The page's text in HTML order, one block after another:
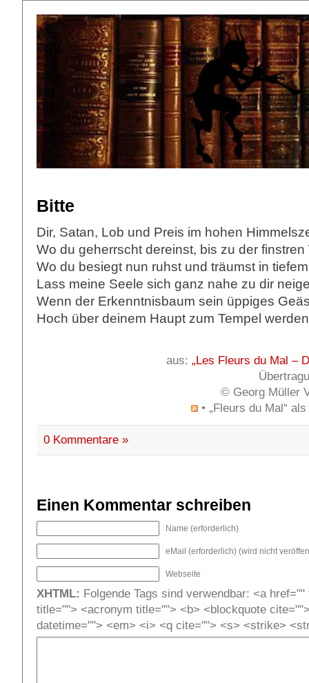
Bitte
Dir, Satan, Lob und Preis im hohen
Wo du geherrscht dereinst, bis zu der finstren
Wo du besiegt nun ruhst und träumst in
Lass meine Seele sich ganz nahe zu dir
Wenn der Erkenntnisbaum sein üppiges
Hoch über deinem Haupt zum Tempel
aus: „Les Fleurs du Mal –
© Georg Müller
• „Fleurs du Mal“
0 Kommentare »
Einen Kommentar schreiben
Name (erforderlich)
eMail (erforderlich) (wird nicht
Webseite
XHTML: Folgende Tags sind verwendbar: <a
title=""> <acronym title=""> <b> <blockquote
datetime=""> <em> <i> <q cite=""> <s> <strike>